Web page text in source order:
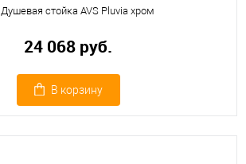
Душевая стойка AVS Pluvia хром
24 068 руб.
В корзину